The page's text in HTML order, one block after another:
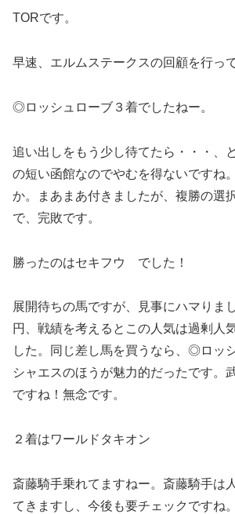
TORです。
早速、エルムステークスの回顧を行っ
◎ロッシュローブ３着でしたねー。
追い出しをもう少し待てたら・・・、
の短い函館なのでやむを得ないですね
か。まあまあ付きましたが、複勝の選
で、完敗です。
勝ったのはセキフウ でした！
展開待ちの馬ですが、見事にハマりま
円、戦績を考えるとこの人気は過剰人
した。同じ差し馬を買うなら、◎ロッ
シャエスのほうが魅力的だったです。
ですね！無念です。
２着はワールドタキオン
斎藤騎手乗れてますねー。斎藤騎手は
てきますし、今後も要チェックですね